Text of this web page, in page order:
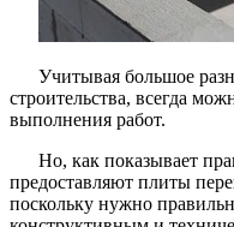
Учитывая большое
строительства, всегда
выполнения работ.
Но, как показывает
предоставляют плиты
поскольку нужно